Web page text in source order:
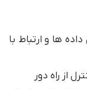
ها و ارتباط با
از راه دور